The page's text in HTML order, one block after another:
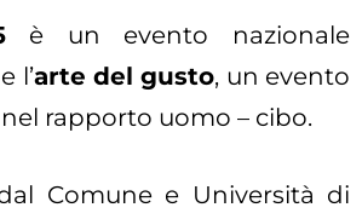
è un evento nazionale
e l’arte del gusto, un evento
rapporto uomo – cibo.
Comune e Università di